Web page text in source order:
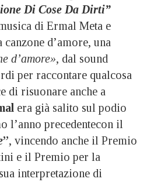
Di Cose Da Dirti”
di Ermal Meta e
d’amore, una
d’amore», dal sound
per raccontare qualcosa
di risuonare anche a
era già salito sul podio
l’anno precedentecon il
”, vincendo anche il Premio
e il Premio per la
interpretazione di